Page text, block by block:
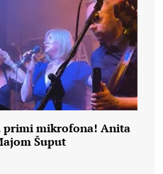
primi mikrofona! Anita
Šuput